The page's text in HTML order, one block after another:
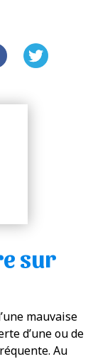
sur
mauvaise
d’une ou de
Au